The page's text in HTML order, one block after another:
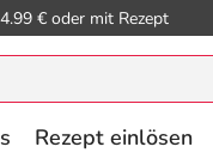
€ oder mit Rezept
Rezept einlösen